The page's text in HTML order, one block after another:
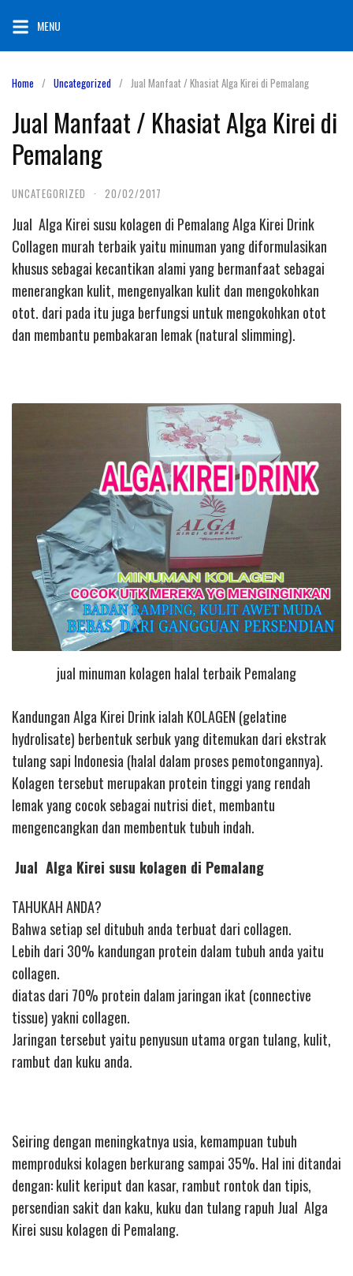
content
MENU
Home Uncategorized Jual Manfaat / Khasiat Alga Kirei di Pemalang
Jual Manfaat / Khasiat Alga Kirei di
Pemalang
UNCATEGORIZED · 20/02/2017
Jual Alga Kirei susu kolagen di Pemalang Alga Kirei Drink
Collagen murah terbaik yaitu minuman yang diformulasikan
khusus sebagai kecantikan alami yang bermanfaat sebagai
menerangkan kulit, mengenyalkan kulit dan mengokohkan
otot. dari pada itu juga berfungsi untuk mengokohkan otot
dan membantu pembakaran lemak (natural slimming).
jual minuman kolagen halal terbaik Pemalang
Kandungan Alga Kirei Drink ialah KOLAGEN (gelatine
hydrolisate) berbentuk serbuk yang ditemukan dari ekstrak
tulang sapi Indonesia (halal dalam proses pemotongannya).
Kolagen tersebut merupakan protein tinggi yang rendah
lemak yang cocok sebagai nutrisi diet, membantu
mengencangkan dan membentuk tubuh indah.
Jual Alga Kirei susu kolagen di Pemalang
TAHUKAH ANDA?
Bahwa setiap sel ditubuh anda terbuat dari collagen.
Lebih dari 30% kandungan protein dalam tubuh anda yaitu
collagen.
diatas dari 70% protein dalam jaringan ikat (connective
tissue) yakni collagen.
Jaringan tersebut yaitu penyusun utama organ tulang, kulit,
rambut dan kuku anda.
Seiring dengan meningkatnya usia, kemampuan tubuh
memproduksi kolagen berkurang sampai 35%. Hal ini ditandai
dengan: kulit keriput dan kasar, rambut rontok dan tipis,
persendian sakit dan kaku, kuku dan tulang rapuh Jual Alga
Kirei susu kolagen di Pemalang.